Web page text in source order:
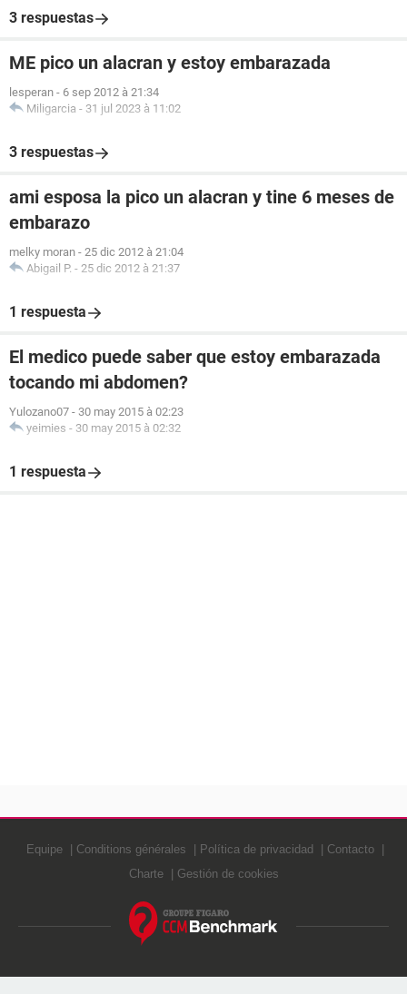
3 respuestas
ME pico un alacran y estoy embarazada
lesperan - 6 sep 2012 à 21:34
Miligarcia - 31 jul 2023 à 11:02
3 respuestas
ami esposa la pico un alacran y tine 6 meses de
embarazo
melky moran - 25 dic 2012 à 21:04
Abigail P. - 25 dic 2012 à 21:37
1 respuesta
El medico puede saber que estoy embarazada
tocando mi abdomen?
Yulozano07 - 30 may 2015 à 02:23
yeimies - 30 may 2015 à 02:32
1 respuesta
Equipe Conditions générales Política de privacidad
Contacto
Charte
Gestión de cookies